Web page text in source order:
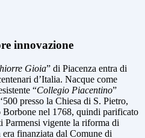
innovazione
Gioia” di Piacenza entra di
d’Italia. Nacque come
“Collegio Piacentino”
presso la Chiesa di S. Pietro,
Borbone nel 1768, quindi parificato
Parmensi vigente la riforma di
finanziata dal Comune di